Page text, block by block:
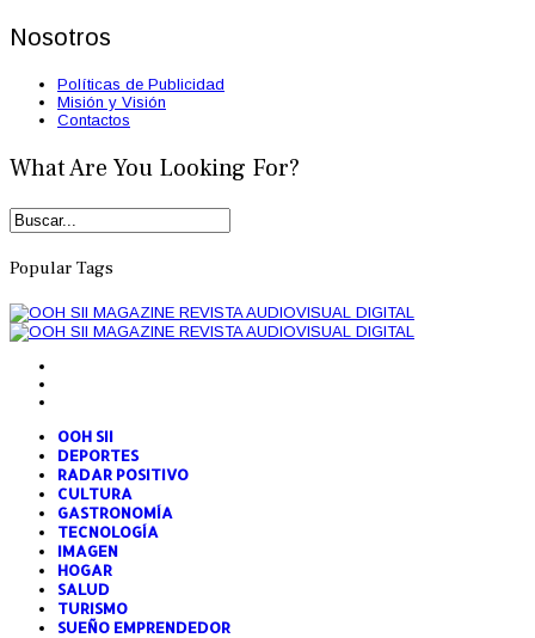
Nosotros
Políticas de Publicidad
Misión y Visión
Contactos
What Are You Looking For?
Popular Tags
OOH SII
DEPORTES
RADAR POSITIVO
CULTURA
GASTRONOMÍA
TECNOLOGÍA
IMAGEN
HOGAR
SALUD
TURISMO
SUEÑO EMPRENDEDOR